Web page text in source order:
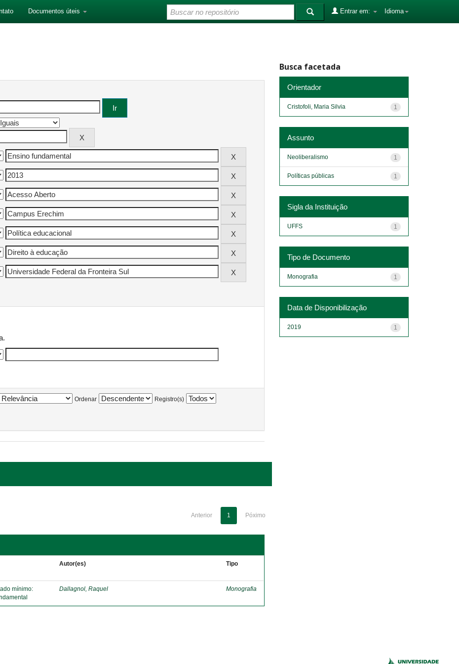
Documentos úteis Idioma
Entrar em:
Ordenar Registro(s)
Anterior 1 Póximo
Autor(es) Tipo
mínimo:
Dallagnol, Raquel Monografia
Busca facetada
Orientador
1
Cristofoli, Maria Silvia
Assunto
1
Neoliberalismo
1
Políticas públicas
Sigla da Instituição
1
UFFS
Tipo de Documento
1
Monografia
Data de Disponibilização
1
2019